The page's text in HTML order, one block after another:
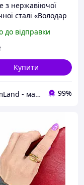
з нержавіючої
сталі «Володар
до відправки
Купити
DreamLand - магазин ювелірної біжутерії 99%